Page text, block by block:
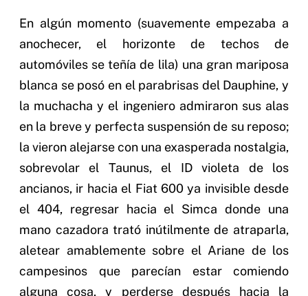
En algún momento (suavemente empezaba a
anochecer, el horizonte de techos de
automóviles se teñía de lila) una gran mariposa
blanca se posó en el parabrisas del Dauphine, y
la muchacha y el ingeniero admiraron sus alas
en la breve y perfecta suspensión de su reposo;
la vieron alejarse con una exasperada nostalgia,
sobrevolar el Taunus, el ID violeta de los
ancianos, ir hacia el Fiat 600 ya invisible desde
el 404, regresar hacia el Simca donde una
mano cazadora trató inútilmente de atraparla,
aletear amablemente sobre el Ariane de los
campesinos que parecían estar comiendo
alguna cosa, y perderse después hacia la